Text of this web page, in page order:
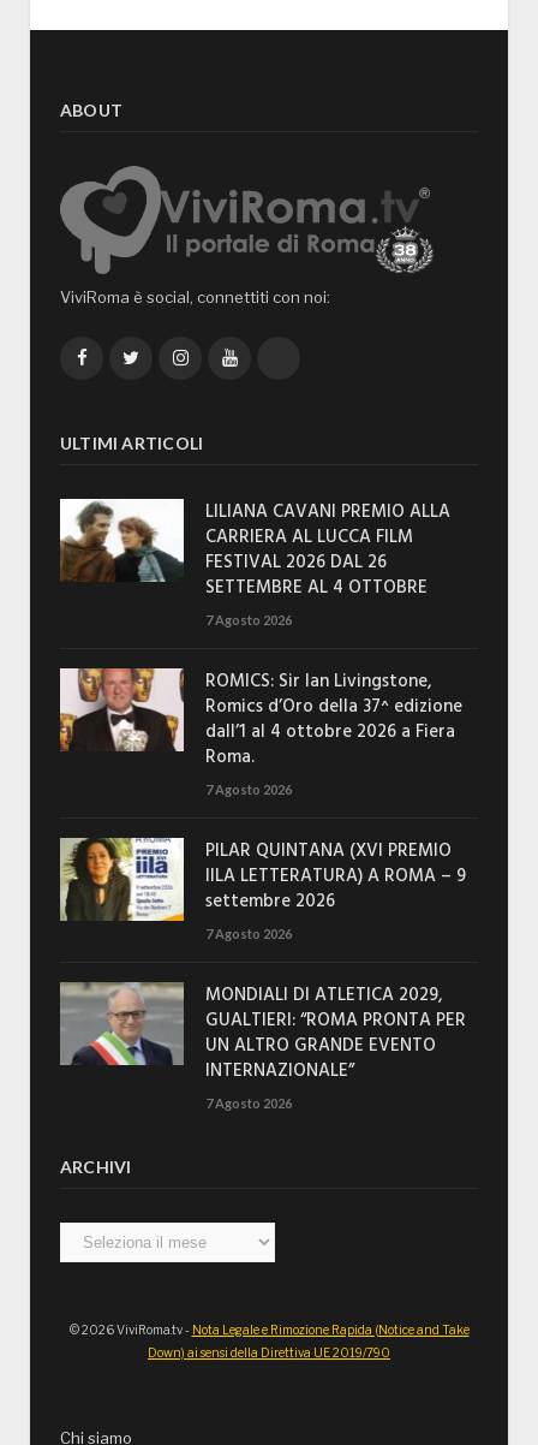
ABOUT
ViviRoma è social, connettiti con noi:
FacebookTwitterInstagramYouTube
ULTIMI ARTICOLI
LILIANA CAVANI PREMIO ALLA
CARRIERA AL LUCCA FILM
FESTIVAL 2026 DAL 26
SETTEMBRE AL 4 OTTOBRE
7 Agosto 2026
ROMICS: Sir Ian Livingstone,
Romics d’Oro della 37^ edizione
dall’1 al 4 ottobre 2026 a Fiera
Roma.
7 Agosto 2026
PILAR QUINTANA (XVI PREMIO
IILA LETTERATURA) A ROMA – 9
settembre 2026
7 Agosto 2026
MONDIALI DI ATLETICA 2029,
GUALTIERI: “ROMA PRONTA PER
UN ALTRO GRANDE EVENTO
INTERNAZIONALE”
7 Agosto 2026
ARCHIVI
Archivi
© 2026 ViviRoma.tv - Nota Legale e Rimozione Rapida (Notice and Take
Down) ai sensi della Direttiva UE 2019/790
Chi siamo